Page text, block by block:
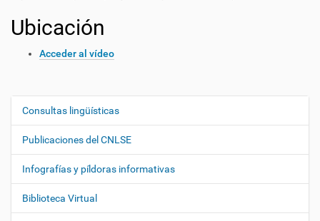
Ubicación
Acceder al vídeo
N
e
g
a
Consultas lingüísticas
Publicaciones del CNLSE
Infografías y píldoras informativas
Biblioteca Virtual